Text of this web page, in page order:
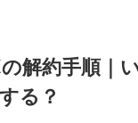
解約手順｜
る？